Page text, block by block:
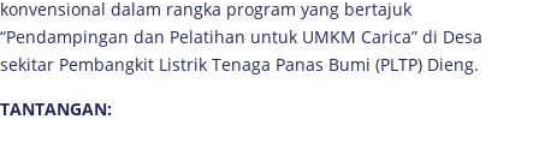
konvensional dalam rangka program yang bertajuk
“Pendampingan dan Pelatihan untuk UMKM Carica” di Desa
sekitar Pembangkit Listrik Tenaga Panas Bumi (PLTP) Dieng.
TANTANGAN: